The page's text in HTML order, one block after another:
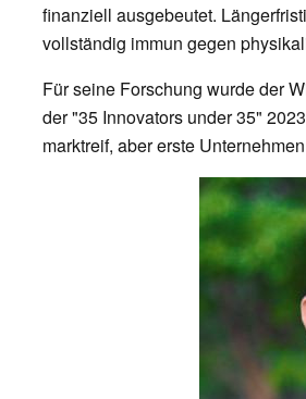
finanziell ausgebeutet.
vollständig immun gegen
Für seine Forschung wurde der
der "35 Innovators under 35"
marktreif, aber erste